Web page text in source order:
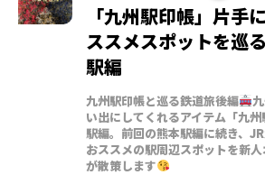
「九州駅印帳」片手
ススメスポットを巡
駅編
九州駅印帳と巡る鉄道旅後編
い出にしてくれるアイテム「九
駅編。前回の熊本駅編に続き、
おススメの駅周辺スポットを新人
が散策します